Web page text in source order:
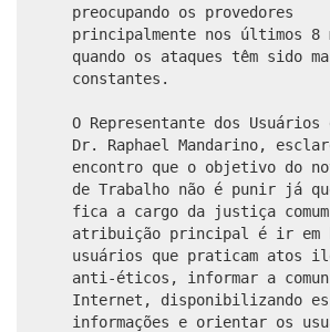
preocupando os provedores
principalmente nos últimos 8
quando os ataques têm sido
constantes.
O Representante dos Usuários
Dr. Raphael Mandarino,
encontro que o objetivo do
de Trabalho não é punir já
fica a cargo da justiça
atribuição principal é ir em
usuários que praticam atos
anti-éticos, informar a
Internet, disponibilizando
informações e orientar os